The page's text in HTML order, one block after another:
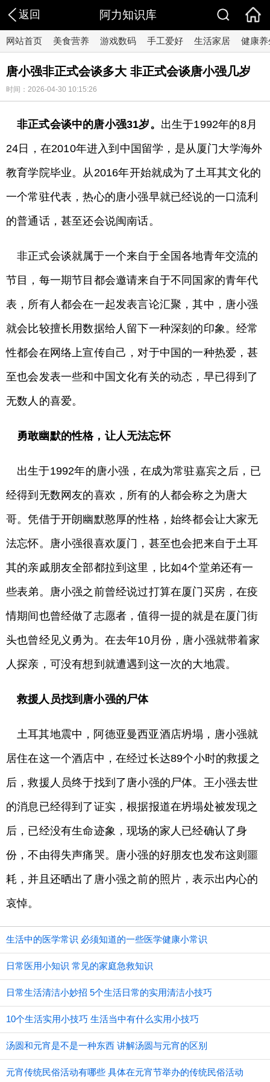
返回 阿力知识库
网站首页 美食营养 游戏数码 手工爱好 生活家居 健康养
唐小强非正式会谈多大 非正式会谈唐小强几岁
时间：2026-04-30 10:15:26
非正式会谈中的唐小强31岁。 出生于1992年的8月
24日，在2010年进入到中国留学，是从厦门大学海外
教育学院毕业。从2016年开始就成为了土耳其文化的
一个常驻代表，热心的唐小强早就已经说的一口流利
的普通话，甚至还会说闽南话。
非正式会谈就属于一个来自于全国各地青年交流的
节目，每一期节目都会邀请来自于不同国家的青年代
表，所有人都会在一起发表言论汇聚，其中，唐小强
就会比较擅长用数据给人留下一种深刻的印象。经常
性都会在网络上宣传自己，对于中国的一种热爱，甚
至也会发表一些和中国文化有关的动态，早已得到了
无数人的喜爱。
勇敢幽默的性格，让人无法忘怀
出生于1992年的唐小强，在成为常驻嘉宾之后，已
经得到无数网友的喜欢，所有的人都会称之为唐大
哥。凭借于开朗幽默憨厚的性格，始终都会让大家无
法忘怀。唐小强很喜欢厦门，甚至也会把来自于土耳
其的亲戚朋友全部都拉到这里，比如4个堂弟还有一
些表弟。唐小强之前曾经说过打算在厦门买房，在疫
情期间也曾经做了志愿者，值得一提的就是在厦门街
头也曾经见义勇为。在去年10月份，唐小强就带着家
人探亲，可没有想到就遭遇到这一次的大地震。
救援人员找到唐小强的尸体
土耳其地震中，阿德亚曼西亚酒店坍塌，唐小强就
居住在这一个酒店中，在经过长达89个小时的救援之
后，救援人员终于找到了唐小强的尸体。王小强去世
的消息已经得到了证实，根据报道在坍塌处被发现之
后，已经没有生命迹象，现场的家人已经确认了身
份，不由得失声痛哭。唐小强的好朋友也发布这则噩
耗，并且还晒出了唐小强之前的照片，表示出内心的
哀悼。
生活中的医学常识 必须知道的一些医学健康小常识
日常医用小知识 常见的家庭急救知识
日常生活清洁小妙招 5个生活日常的实用清洁小技巧
10个生活实用小技巧 生活当中有什么实用小技巧
汤圆和元宵是不是一种东西 讲解汤圆与元宵的区别
元宵传统民俗活动有哪些 具体在元宵节举办的传统民俗活动